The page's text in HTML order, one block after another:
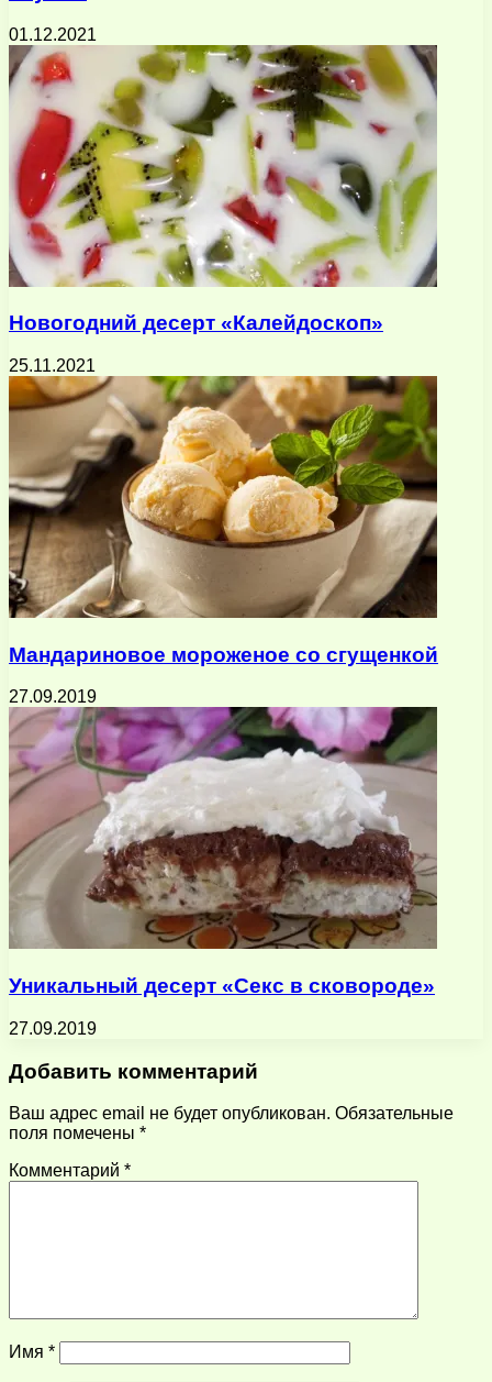
01.12.2021
Новогодний десерт «Калейдоскоп»
25.11.2021
Мандариновое мороженое со сгущенкой
27.09.2019
Уникальный десерт «Секс в сковороде»
27.09.2019
Добавить комментарий
Ваш адрес email не будет опубликован. Обязательные
поля помечены *
Комментарий *
Имя *